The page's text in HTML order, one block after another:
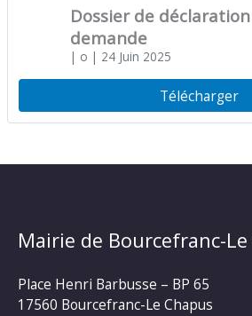
Dossier de
demande
| o | 24 Juin 2025
Télécharger
Mairie de Bourcefranc-Le
Place Henri Barbusse – BP 65
17560 Bourcefranc-Le Chapus